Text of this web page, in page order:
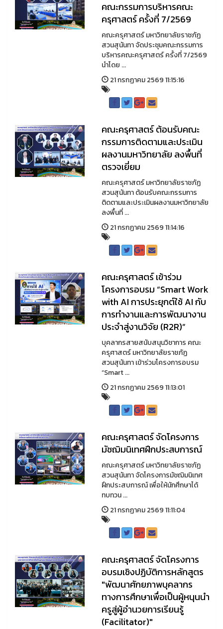
คณะกรรมการบริหารคณะ
ครุศาสตร์ ครั้งที่ 7/2569
คณะครุศาสตร์ มหาวิทยาลัยราชภัฏ
สวนสุนันทา จัดประชุมคณะกรรมการ
บริหารคณะครุศาสตร์ ครั้งที่ 7/2569
นำโดย ...
21 กรกฏาคม 2569 11:15:16
คณะครุศาสตร์ ต้อนรับคณะ
กรรมการติดตามและประเมิน
ผลงานมหาวิทยาลัย ลงพื้นที่
ตรวจเยี่ยม
คณะครุศาสตร์ มหาวิทยาลัยราชภัฏ
สวนสุนันทา ต้อนรับคณะกรรมการ
ติดตามและประเมินผลงานมหาวิทยาลัย
ลงพื้นที่ ...
21 กรกฏาคม 2569 11:14:16
คณะครุศาสตร์ เข้าร่วม
โครงการอบรม “Smart Work
with AI การประยุกต์ใช้ AI กับ
การทำงานและการพัฒนางาน
ประจำสู่งานวิจัย (R2R)”
บุคลากรสายสนับสนุนวิชาการ คณะ
ครุศาสตร์ มหาวิทยาลัยราชภัฏ
สวนสุนันทา เข้าร่วมโครงการอบรม
“Smart ...
21 กรกฏาคม 2569 11:13:01
คณะครุศาสตร์ จัดโครงการ
มัชฌิมนิเทศฝึกประสบการณ์
คณะครุศาสตร์ มหาวิทยาลัยราชภัฏ
สวนสุนันทา จัดโครงการมัชฌิมนิเทศ
ฝึกประสบการณ์ เพื่อให้นักศึกษาได้
ทบทวน ...
21 กรกฏาคม 2569 11:11:04
คณะครุศาสตร์ จัดโครงการ
อบรมเชิงปฏิบัติการหลักสูตร
"พัฒนาศักยภาพบุคลากร
ทางการศึกษาเพื่อเป็นผู้หนุนนำ
ครูสู่ผู้อำนวยการเรียนรู้
(Facilitator)"